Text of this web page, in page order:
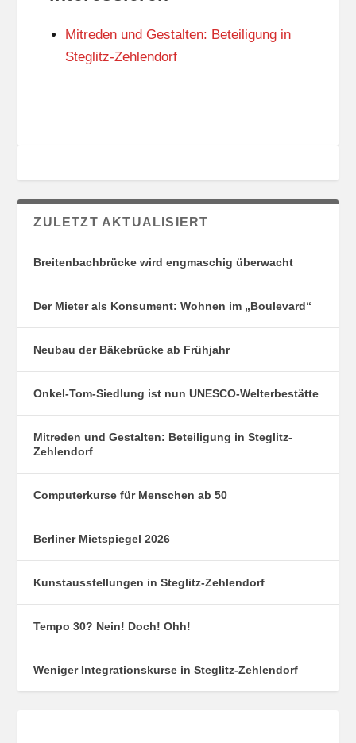
N
S
O
N
Mitreden und Gestalten: Beteiligung in
Steglitz-Zehlendorf
ZULETZT AKTUALISIERT
Breitenbachbrücke wird engmaschig überwacht
Der Mieter als Konsument: Wohnen im „Boulevard“
Neubau der Bäkebrücke ab Frühjahr
Onkel-Tom-Siedlung ist nun UNESCO-Welterbestätte
Mitreden und Gestalten: Beteiligung in Steglitz-
Zehlendorf
Computerkurse für Menschen ab 50
Berliner Mietspiegel 2026
Kunstausstellungen in Steglitz-Zehlendorf
Tempo 30? Nein! Doch! Ohh!
Weniger Integrationskurse in Steglitz-Zehlendorf